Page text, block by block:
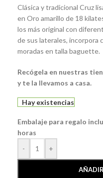
Clásica y tradicional Cruz
en Oro amarillo de 18
los más original con
de sus laterales, incorpora
moradas en talla baguette.
Recógela en nuestras
y te la llevamos a casa.
Hay existencias
Embalaje para regalo
horas
-
+